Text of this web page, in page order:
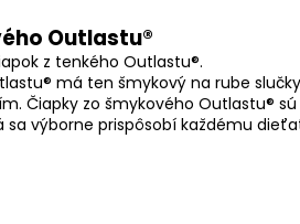
Outlastu®
z tenkého Outlastu®.
má ten šmykový na rube
Čiapky zo šmykového Outlastu®
sa výborne prispôsobí každému